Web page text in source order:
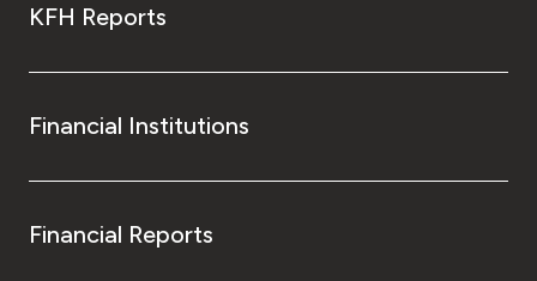
KFH Reports
Financial Institutions
Financial Reports